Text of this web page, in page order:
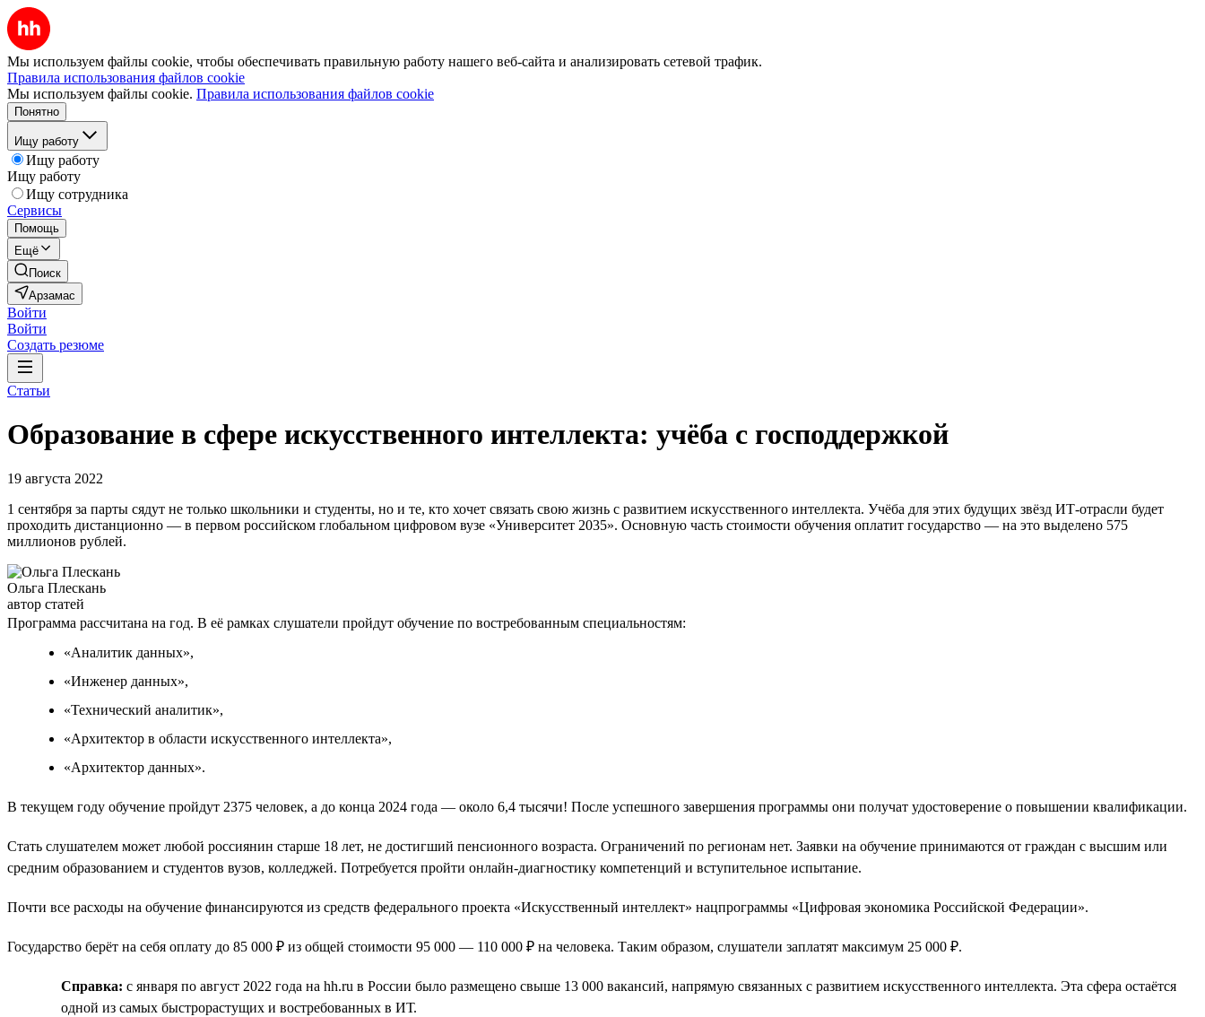
Мы используем файлы cookie, чтобы обеспечивать правильную работу нашего веб-сайта и анализировать сетевой трафик.
Правила использования файлов cookie
Мы используем файлы cookie. Правила использования файлов cookie
Понятно
Ищу работу
Ищу работу
Ищу работу
Ищу сотрудника
Сервисы
Помощь
Ещё
Поиск
Арзамас
Войти
Войти
Создать резюме
Статьи
Образование в сфере искусственного интеллекта: учёба с господдержкой
19 августа 2022
1 сентября за парты сядут не только школьники и студенты, но и те, кто хочет связать свою жизнь с развитием искусственного интеллекта. Учёба для этих будущих звёзд ИТ-отрасли будет
проходить дистанционно — в первом российском глобальном цифровом вузе «Университет 2035». Основную часть стоимости обучения оплатит государство — на это выделено 575
миллионов рублей.
Ольга Плескань
автор статей
Программа рассчитана на год. В её рамках слушатели пройдут обучение по востребованным специальностям:
«Аналитик данных»,
«Инженер данных»,
«Технический аналитик»,
«Архитектор в области искусственного интеллекта»,
«Архитектор данных».
В текущем году обучение пройдут 2375 человек, а до конца 2024 года — около 6,4 тысячи! После успешного завершения программы они получат удостоверение о повышении квалификации.
Стать слушателем может любой россиянин старше 18 лет, не достигший пенсионного возраста. Ограничений по регионам нет. Заявки на обучение принимаются от граждан с высшим или
средним образованием и студентов вузов, колледжей. Потребуется пройти онлайн-диагностику компетенций и вступительное испытание.
Почти все расходы на обучение финансируются из средств федерального проекта «Искусственный интеллект» нацпрограммы «Цифровая экономика Российской Федерации».
Государство берёт на себя оплату до 85 000 ₽ из общей стоимости 95 000 — 110 000 ₽ на человека. Таким образом, слушатели заплатят максимум 25 000 ₽.
Справка: с января по август 2022 года на hh.ru в России было размещено свыше 13 000 вакансий, напрямую связанных с развитием искусственного интеллекта. Эта сфера остаётся
одной из самых быстрорастущих и востребованных в ИТ.